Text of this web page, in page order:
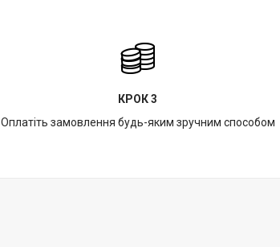
КРОК 3
Оплатіть замовлення будь-яким зручним способом